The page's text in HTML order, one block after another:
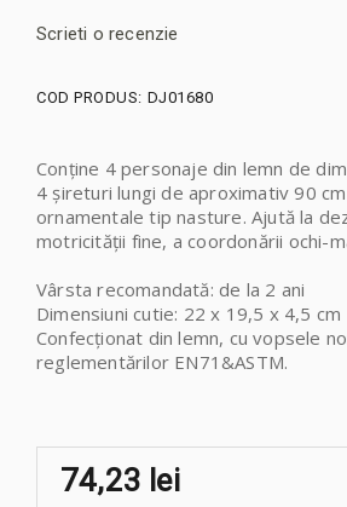
Scrieti o recenzie
COD PRODUS: DJ01680
Conţine 4 personaje din lemn de
4 şireturi lungi de aproximativ 90
ornamentale tip nasture. Ajută la
motricității fine, a coordonării ochi-
Vârsta recomandată: de la 2 ani
Dimensiuni cutie: 22 x 19,5 x 4,5 cm
Confecționat din lemn, cu vopsele
reglementărilor EN71&ASTM.
74,23 lei